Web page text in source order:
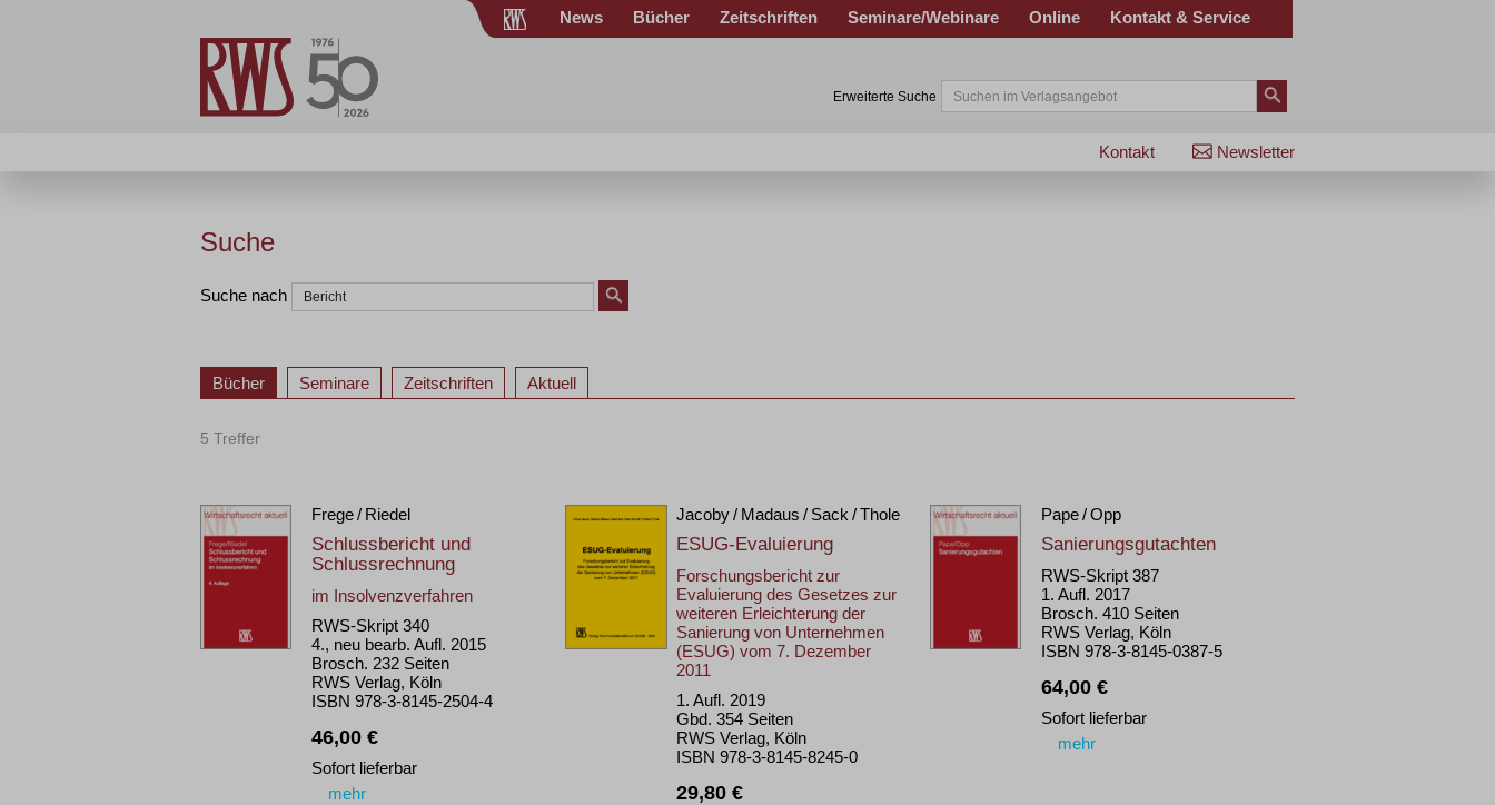
News Bücher Zeitschriften Seminare/Webinare Online Kontakt & Service
Erweiterte Suche
Newsletter
Kontakt
Suche
Suche nach
Bücher Seminare Zeitschriften Aktuell
5 Treffer
Frege / Riedel
Schlussbericht und
Schlussrechnung
im Insolvenzverfahren
RWS-Skript 340
4., neu bearb. Aufl. 2015
Brosch. 232 Seiten
RWS Verlag, Köln
ISBN 978-3-8145-2504-4
46,00 €
Sofort lieferbar
mehr
Jacoby / Madaus / Sack / Thole
ESUG-Evaluierung
Forschungsbericht zur
Evaluierung des Gesetzes zur
weiteren Erleichterung der
Sanierung von Unternehmen
(ESUG) vom 7. Dezember
2011
1. Aufl. 2019
Gbd. 354 Seiten
RWS Verlag, Köln
ISBN 978-3-8145-8245-0
29,80 €
Pape / Opp
Sanierungsgutachten
RWS-Skript 387
1. Aufl. 2017
Brosch. 410 Seiten
RWS Verlag, Köln
ISBN 978-3-8145-0387-5
64,00 €
Sofort lieferbar
mehr